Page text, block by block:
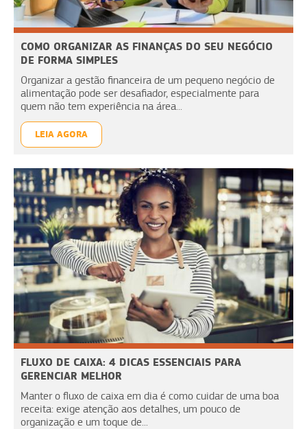
COMO ORGANIZAR AS FINANÇAS DO SEU NEGÓCIO
DE FORMA SIMPLES
Organizar a gestão financeira de um pequeno negócio de
alimentação pode ser desafiador, especialmente para
quem não tem experiência na área...
LEIA AGORA
FLUXO DE CAIXA: 4 DICAS ESSENCIAIS PARA
GERENCIAR MELHOR
Manter o fluxo de caixa em dia é como cuidar de uma boa
receita: exige atenção aos detalhes, um pouco de
organização e um toque de...